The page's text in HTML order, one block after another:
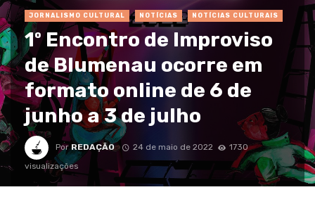
JORNALISMO CULTURAL NOTÍCIAS NOTÍCIAS CULTURAIS
1º Encontro de Improviso
de Blumenau ocorre em
formato online de 6 de
junho a 3 de julho
Por REDAÇÃO 24 de maio de 2022
1730
visualizações